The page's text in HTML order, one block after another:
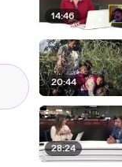
14:46
20:44
28:24